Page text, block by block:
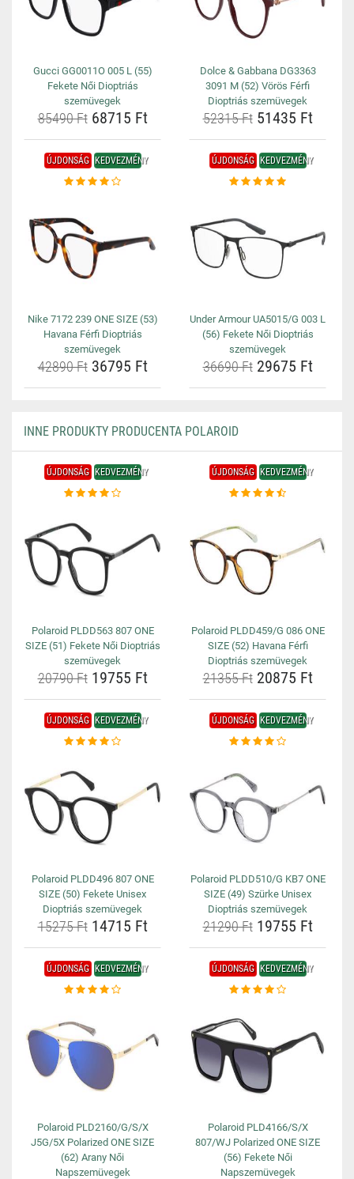
Gucci GG0011O 005 L (55)
Fekete Női Dioptriás
szemüvegek
85490 Ft68715 Ft
Dolce & Gabbana DG3363
3091 M (52) Vörös Férfi
Dioptriás szemüvegek
52315 Ft51435 Ft
ÚJDONSÁG KEDVEZMÉNY
Nike 7172 239 ONE SIZE (53)
Havana Férfi Dioptriás
szemüvegek
42890 Ft36795 Ft
ÚJDONSÁG KEDVEZMÉNY
Under Armour UA5015/G 003 L
(56) Fekete Női Dioptriás
szemüvegek
36690 Ft29675 Ft
INNE PRODUKTY PRODUCENTA POLAROID
ÚJDONSÁG KEDVEZMÉNY
Polaroid PLDD563 807 ONE
SIZE (51) Fekete Női Dioptriás
szemüvegek
20790 Ft19755 Ft
ÚJDONSÁG KEDVEZMÉNY
Polaroid PLDD459/G 086 ONE
SIZE (52) Havana Férfi
Dioptriás szemüvegek
21355 Ft20875 Ft
ÚJDONSÁG KEDVEZMÉNY
Polaroid PLDD496 807 ONE
SIZE (50) Fekete Unisex
Dioptriás szemüvegek
15275 Ft14715 Ft
ÚJDONSÁG KEDVEZMÉNY
Polaroid PLDD510/G KB7 ONE
SIZE (49) Szürke Unisex
Dioptriás szemüvegek
21290 Ft19755 Ft
ÚJDONSÁG KEDVEZMÉNY
Polaroid PLD2160/G/S/X
J5G/5X Polarized ONE SIZE
(62) Arany Női
Napszemüvegek
ÚJDONSÁG KEDVEZMÉNY
Polaroid PLD4166/S/X
807/WJ Polarized ONE SIZE
(56) Fekete Női
Napszemüvegek